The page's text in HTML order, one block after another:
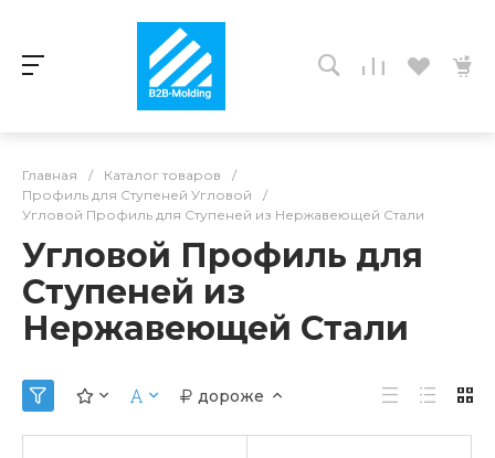
Главная / Каталог товаров
/
Профиль для Ступеней Угловой
/
Угловой Профиль для Ступеней из Нержавеющей Стали
Угловой Профиль для
Ступеней из
Нержавеющей Стали
дороже